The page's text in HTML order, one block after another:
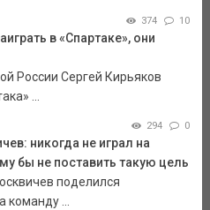
374 10
в «Спартаке», они
России Сергей Кирьяков
...
294 0
никогда не играл на
бы не поставить такую цель
поделился
команду ...